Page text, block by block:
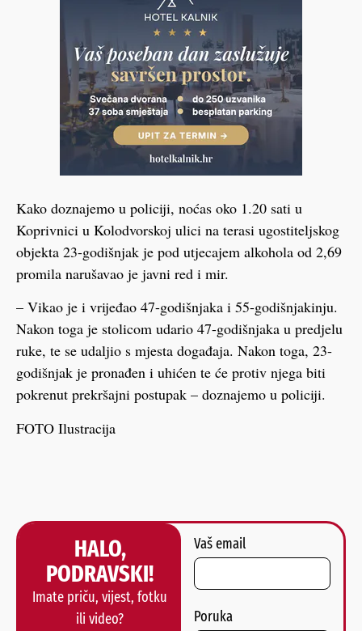
Kako doznajemo u policiji, noćas oko 1.20 sati u
Koprivnici u Kolodvorskoj ulici na terasi ugostiteljskog
objekta 23-godišnjak je pod utjecajem alkohola od 2,69
promila narušavao je javni red i mir.
– Vikao je i vrijeđao 47-godišnjaka i 55-godišnjakinju.
Nakon toga je stolicom udario 47-godišnjaka u predjelu
ruke, te se udaljio s mjesta događaja. Nakon toga, 23-
godišnjak je pronađen i uhićen te će protiv njega biti
pokrenut prekršajni postupak – doznajemo u policiji.
FOTO Ilustracija
HALO,
PODRAVSKI!
Imate priču, vijest, fotku
ili video?
Vaš email
Poruka